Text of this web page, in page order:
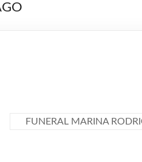
FUNERAL MARINA